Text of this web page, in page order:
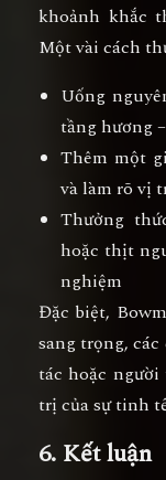
khoảnh khắc
Một vài cách
Uống
tầng hương
Thêm một
và làm rõ vị
Thưởng
hoặc thịt
nghiệm
Đặc biệt,
sang trọng,
tác hoặc
trị của sự tinh
6. Kết luận